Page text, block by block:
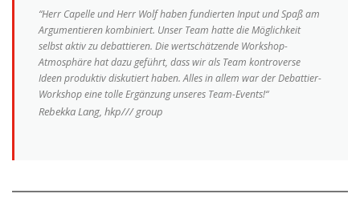
“Herr Capelle und Herr Wolf haben fundierten Input und Spaß am
Argumentieren kombiniert. Unser Team hatte die Möglichkeit
selbst aktiv zu debattieren. Die wertschätzende Workshop-
Atmosphäre hat dazu geführt, dass wir als Team kontroverse
Ideen produktiv diskutiert haben. Alles in allem war der Debattier-
Workshop eine tolle Ergänzung unseres Team-Events!“
Rebekka Lang, hkp/// group